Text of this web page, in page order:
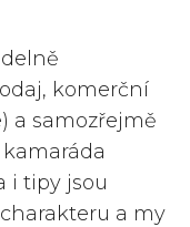
komerční
a samozřejmě
i tipy jsou
a my